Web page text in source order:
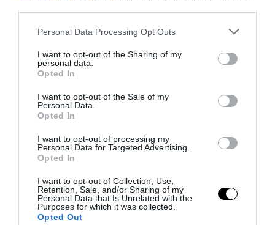
Please note that this website/app uses one or more Google
not limited to your visit or usage behaviour. You may click to
grant or deny consent to Google and its third-party tags to
use your data for below specified purposes in below Google
consent section.
Personal Data Processing Opt Outs
I want to opt-out of the Sharing of my
personal data.
Opted In
I want to opt-out of the Sale of my
Personal Data.
Opted In
I want to opt-out of processing my
Personal Data for Targeted Advertising.
Opted In
I want to opt-out of Collection, Use,
Retention, Sale, and/or Sharing of my
Personal Data that Is Unrelated with the
Purposes for which it was collected.
Opted Out
Addio a Francesco Guccini: stronzo, poeta e buffone di
corte